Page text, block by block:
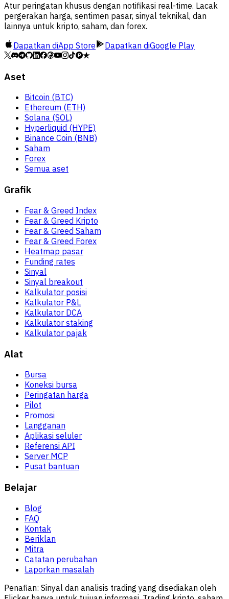
Atur peringatan khusus dengan notifikasi real-time. Lacak
pergerakan harga, sentimen pasar, sinyal teknikal, dan
lainnya untuk kripto, saham, dan forex.
Dapatkan diApp Store Dapatkan diGoogle Play
Aset
Bitcoin (BTC)
Ethereum (ETH)
Solana (SOL)
Hyperliquid (HYPE)
Binance Coin (BNB)
Saham
Forex
Semua aset
Grafik
Fear & Greed Index
Fear & Greed Kripto
Fear & Greed Saham
Fear & Greed Forex
Heatmap pasar
Funding rates
Sinyal
Sinyal breakout
Kalkulator posisi
Kalkulator P&L
Kalkulator DCA
Kalkulator staking
Kalkulator pajak
Alat
Bursa
Koneksi bursa
Peringatan harga
Pilot
Promosi
Langganan
Aplikasi seluler
Referensi API
Server MCP
Pusat bantuan
Belajar
Blog
FAQ
Kontak
Beriklan
Mitra
Catatan perubahan
Laporkan masalah
Penafian: Sinyal dan analisis trading yang disediakan oleh